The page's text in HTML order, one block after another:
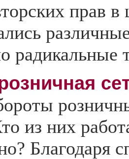
прав в
радикальные
из них
Благодаря